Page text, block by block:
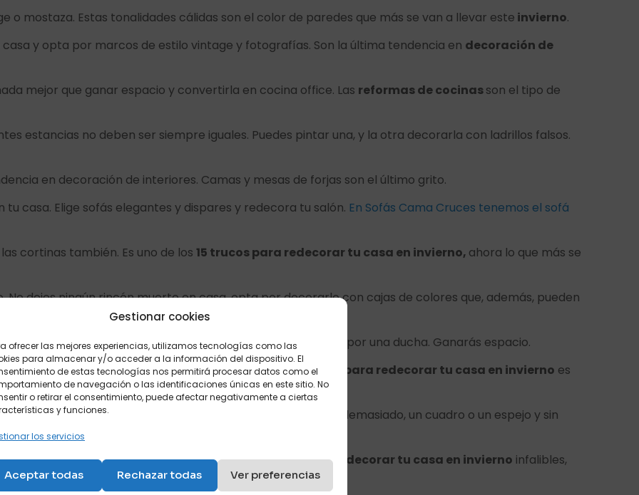
Gestionar cookies
ofrecer las mejores experiencias, utilizamos tecnologías como las
para almacenar y/o acceder a la información del dispositivo. El
de estas tecnologías nos permitirá procesar datos como el
de navegación o las identificaciones únicas en este sitio. No
o retirar el consentimiento, puede afectar negativamente a ciertas
y funciones.
los servicios
Aceptar todas Rechazar todas Ver preferencias
o mostaza. Estas tonalidades cálidas son el color de paredes que más se van a llevar este invierno.
casa y opta por marcos de estilo vintage y fotografías. Son la última tendencia en decoración de
mejor que ganar espacio y convertirla en cocina office. Las reformas de cocinasson el tipo de
estancias no deben ser siempre iguales. Puedes pintar una, y la otra decorarla con ladrillos falsos.
en decoración de interiores. Camas y mesas de forjas son el último grito.
casa. Elige sofás elegantes y dispares y redecora tu salón. En Sofás Cama Cruces tenemos el sofá
cortinas también. Es uno de los15 trucos para redecorar tu casa en invierno, ahora lo que más se
No dejes ningún rincón muerto en casa, opta por decorarlo con cajas de colores que, además, pueden
pasa esta temporada por cambiar la bañera tradicional por una ducha. Ganarás espacio.
este verano y en general la madera. Uno de los15 trucos para redecorar tu casa en invierno es
Esteotoñomás minimalista que nunca. No la recargues demasiado, un cuadro o un espejo y sin
más de moda que nunca y es uno de lostrucos para redecorar tu casa en invierno infalibles,